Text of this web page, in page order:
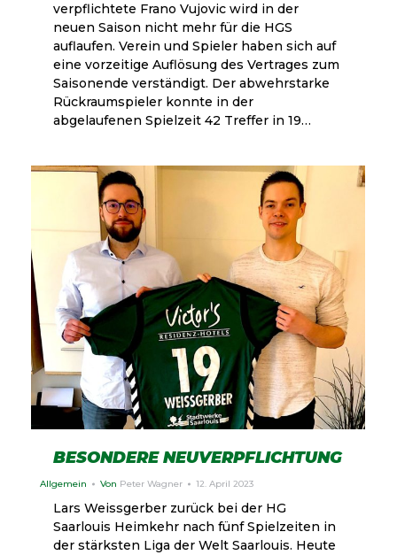
verpflichtete Frano Vujovic wird in der
neuen Saison nicht mehr für die HGS
auflaufen. Verein und Spieler haben sich auf
eine vorzeitige Auflösung des Vertrages zum
Saisonende verständigt. Der abwehrstarke
Rückraumspieler konnte in der
abgelaufenen Spielzeit 42 Treffer in 19…
BESONDERE NEUVERPFLICHTUNG
Allgemein Von Peter Wagner 12. April 2023
Lars Weissgerber zurück bei der HG
Saarlouis Heimkehr nach fünf Spielzeiten in
der stärksten Liga der Welt Saarlouis. Heute